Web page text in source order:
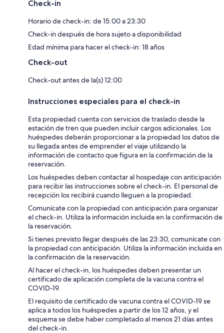
Check-in
Horario de check-in: de 15:00 a 23:30
Check-in después de hora sujeto a disponibilidad
Edad mínima para hacer el check-in: 18 años
Check-out
Check-out antes de la(s) 12:00
Instrucciones especiales para el check-in
Esta propiedad cuenta con servicios de traslado desde la
estación de tren que pueden incluir cargos adicionales. Los
huéspedes deberán proporcionar a la propiedad los datos de
su llegada antes de emprender el viaje utilizando la
información de contacto que figura en la confirmación de la
reservación.
Los huéspedes deben contactar al hospedaje con anticipación
para recibir las instrucciones sobre el check-in. El personal de
recepción los recibirá cuando lleguen a la propiedad.
Comunícate con la propiedad con anticipación para organizar
el check-in. Utiliza la información incluida en la confirmación de
la reservación.
Si tienes previsto llegar después de las 23:30, comunícate con
la propiedad con anticipación. Utiliza la información incluida en
la confirmación de la reservación.
Al hacer el check-in, los huéspedes deben presentar un
certificado de aplicación completa de la vacuna contra el
COVID-19.
El requisito de certificado de vacuna contra el COVID-19 se
aplica a todos los huéspedes a partir de los 12 años, y el
esquema se debe haber completado al menos 21 días antes
del check-in.